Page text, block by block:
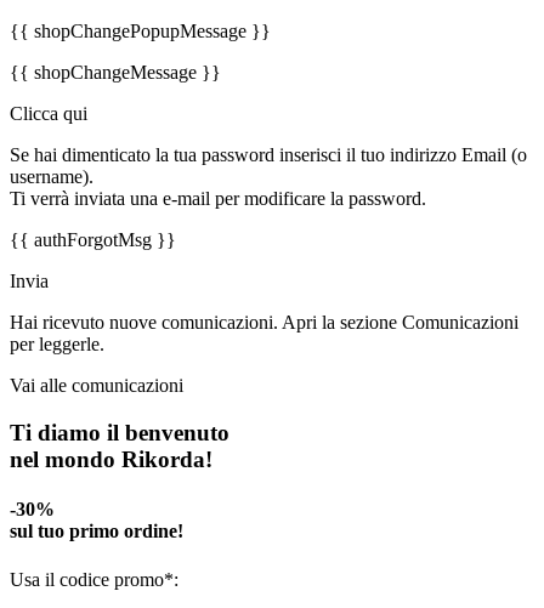
{{ shopChangePopupMessage }}
{{ shopChangeMessage }}
Clicca qui
Se hai dimenticato la tua password inserisci il tuo indirizzo Email (o
username).
Ti verrà inviata una e-mail per modificare la password.
{{ authForgotMsg }}
Invia
Hai ricevuto nuove comunicazioni. Apri la sezione Comunicazioni
per leggerle.
Vai alle comunicazioni
Ti diamo il benvenuto
nel mondo Rikorda!
-30%
sul tuo primo ordine!
Usa il codice promo*: